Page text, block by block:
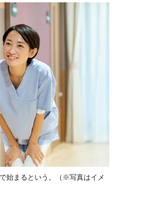
始まるという。（※写真はイメ